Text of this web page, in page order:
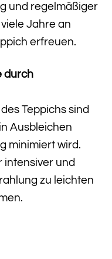
und regelmäßiger
Jahre an
erfreuen.
durch
Teppichs sind
Ausbleichen
minimiert wird.
intensiver und
zu leichten